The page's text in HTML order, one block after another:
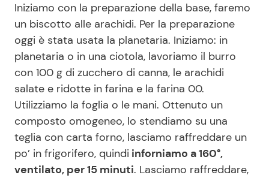
Iniziamo con la preparazione della base, faremo
un biscotto alle arachidi. Per la preparazione
oggi è stata usata la planetaria. Iniziamo: in
planetaria o in una ciotola, lavoriamo il burro
con 100 g di zucchero di canna, le arachidi
salate e ridotte in farina e la farina 00.
Utilizziamo la foglia o le mani. Ottenuto un
composto omogeneo, lo stendiamo su una
teglia con carta forno, lasciamo raffreddare un
po’ in frigorifero, quindi inforniamo a 160°,
ventilato, per 15 minuti. Lasciamo raffreddare,